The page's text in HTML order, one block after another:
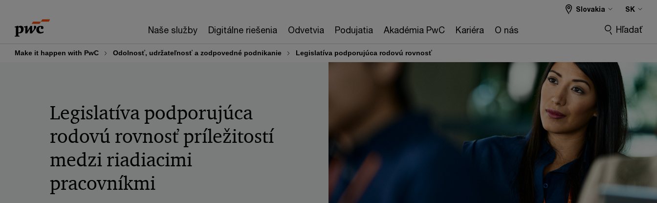
content
footer
Naše služby Digitálne riešenia Odvetvia Podujatia Akadémia PwC Kariéra O nás
Slovakia SK
Hľadať
Make it happen with PwC Odolnosť, udržateľnosť a zodpovedné podnikanie Legislatíva podporujúca rodovú rovnosť
Legislatíva podporujúca
rodovú rovnosť príležitostí
medzi riadiacimi
pracovníkmi